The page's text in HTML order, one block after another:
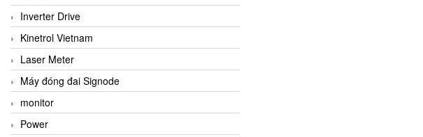
Inverter Drive
Kinetrol Vietnam
Laser Meter
Máy đóng đai Signode
monitor
Power